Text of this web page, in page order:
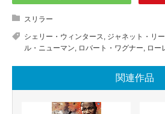
スリラー
シェリー・ウィンタース ジャネット・リー
ル・ニューマン
ロバート・ワグナー ロー
関連作品